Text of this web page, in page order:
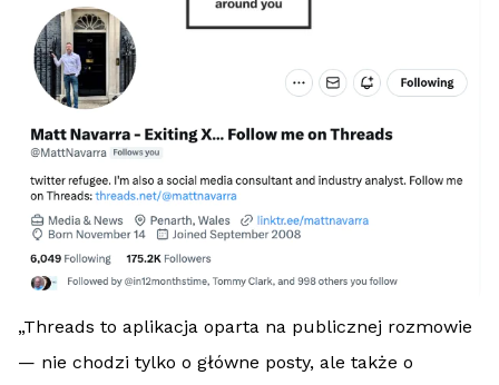
„Threads to aplikacja oparta na publicznej rozmowie
— nie chodzi tylko o główne posty, ale także o